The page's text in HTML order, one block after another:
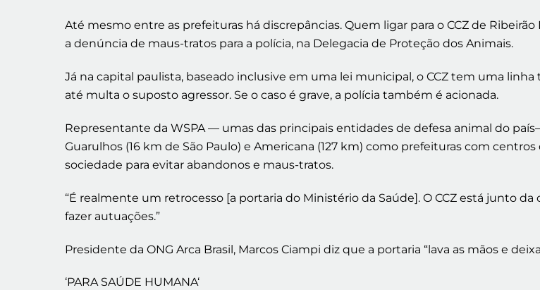
Até mesmo entre as prefeituras há discrepâncias. Quem ligar para o CCZ de
a denúncia de maus-tratos para a polícia, na Delegacia de Proteção dos Animais.
Já na capital paulista, baseado inclusive em uma lei municipal, o CCZ tem uma
até multa o suposto agressor. Se o caso é grave, a polícia também é acionada.
Representante da WSPA — umas das principais entidades de defesa animal do
Guarulhos (16 km de São Paulo) e Americana (127 km) como prefeituras com
sociedade para evitar abandonos e maus-tratos.
“É realmente um retrocesso [a portaria do Ministério da Saúde]. O CCZ está junto
fazer autuações.”
Presidente da ONG Arca Brasil, Marcos Ciampi diz que a portaria “lava as mãos e
‘PARA SAÚDE HUMANA‘